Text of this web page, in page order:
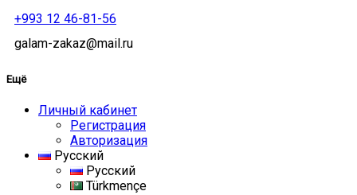
+993 12 46-81-56
galam-zakaz@mail.ru
Ещё
Личный кабинет
Регистрация
Авторизация
Русский
Русский
Türkmençe